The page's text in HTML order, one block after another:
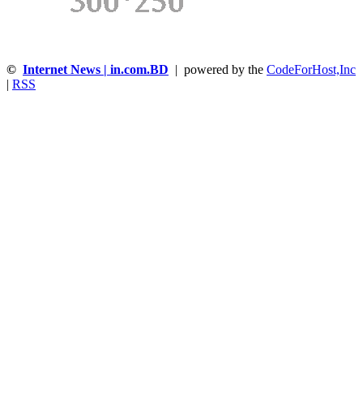
© Internet News | in.com.BD | powered by the CodeForHost,Inc
RSS